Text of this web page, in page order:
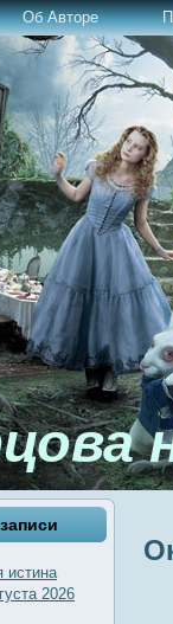
Об Авторе
истина
2026